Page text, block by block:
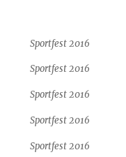
Sportfest 2016
Sportfest 2016
Sportfest 2016
Sportfest 2016
Sportfest 2016